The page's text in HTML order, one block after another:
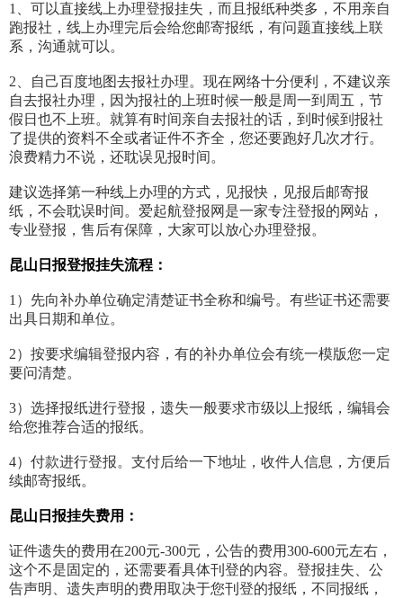
1、可以直接线上办理登报挂失，而且报纸种类多，不用亲自
跑报社，线上办理完后会给您邮寄报纸，有问题直接线上联
系，沟通就可以。
2、自己百度地图去报社办理。现在网络十分便利，不建议亲
自去报社办理，因为报社的上班时候一般是周一到周五，节
假日也不上班。就算有时间亲自去报社的话，到时候到报社
了提供的资料不全或者证件不齐全，您还要跑好几次才行。
浪费精力不说，还耽误见报时间。
建议选择第一种线上办理的方式，见报快，见报后邮寄报
纸，不会耽误时间。爱起航登报网是一家专注登报的网站，
专业登报，售后有保障，大家可以放心办理登报。
昆山日报登报挂失流程：
1）先向补办单位确定清楚证书全称和编号。有些证书还需要
出具日期和单位。
2）按要求编辑登报内容，有的补办单位会有统一模版您一定
要问清楚。
3）选择报纸进行登报，遗失一般要求市级以上报纸，编辑会
给您推荐合适的报纸。
4）付款进行登报。支付后给一下地址，收件人信息，方便后
续邮寄报纸。
昆山日报挂失费用：
证件遗失的费用在200元-300元，公告的费用300-600元左右，
这个不是固定的，还需要看具体刊登的内容。登报挂失、公
告声明、遗失声明的费用取决于您刊登的报纸，不同报纸，